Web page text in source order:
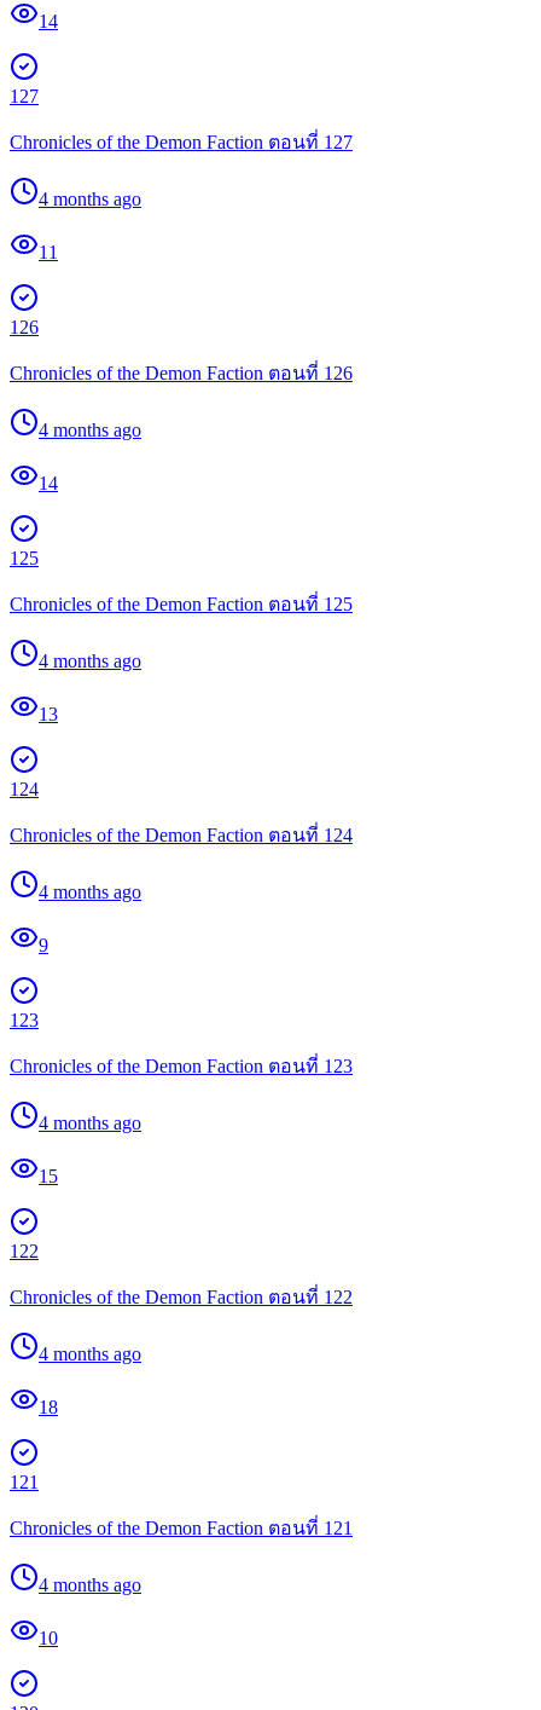
14
127
Chronicles of the Demon Faction ตอนที่ 127
4 months ago
11
126
Chronicles of the Demon Faction ตอนที่ 126
4 months ago
14
125
Chronicles of the Demon Faction ตอนที่ 125
4 months ago
13
124
Chronicles of the Demon Faction ตอนที่ 124
4 months ago
9
123
Chronicles of the Demon Faction ตอนที่ 123
4 months ago
15
122
Chronicles of the Demon Faction ตอนที่ 122
4 months ago
18
121
Chronicles of the Demon Faction ตอนที่ 121
4 months ago
10